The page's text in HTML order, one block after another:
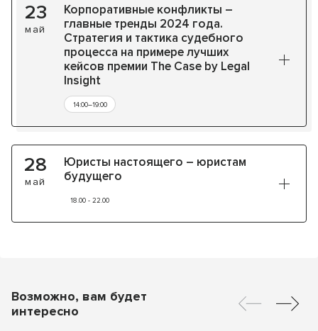
23
май
Корпоративные конфликты –
главные тренды 2024 года.
Стратегия и тактика судебного
процесса на примере лучших
кейсов премии The Case by Legal
Insight
14:00–19:00
28
май
Юристы настоящего – юристам
будущего
18.00 - 22.00
Возможно, вам будет
интересно